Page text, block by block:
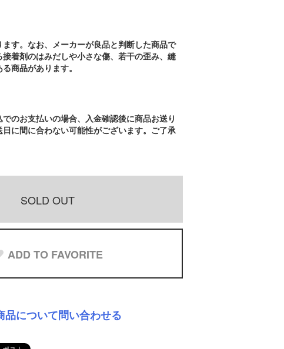
す。なお、メーカーが良品と判断した商品で
接着剤のはみだしや小さな傷、若干の歪み、縫
商品があります。
のお支払いの場合、入金確認後に商品お送り
に間に合わない可能性がございます。ご了承
SOLD OUT
ADD TO FAVORITE
品について問い合わせる